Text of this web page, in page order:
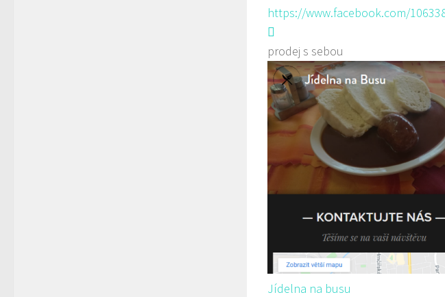
https://www.facebook.com/
prodej s sebou
Jídelna na busu